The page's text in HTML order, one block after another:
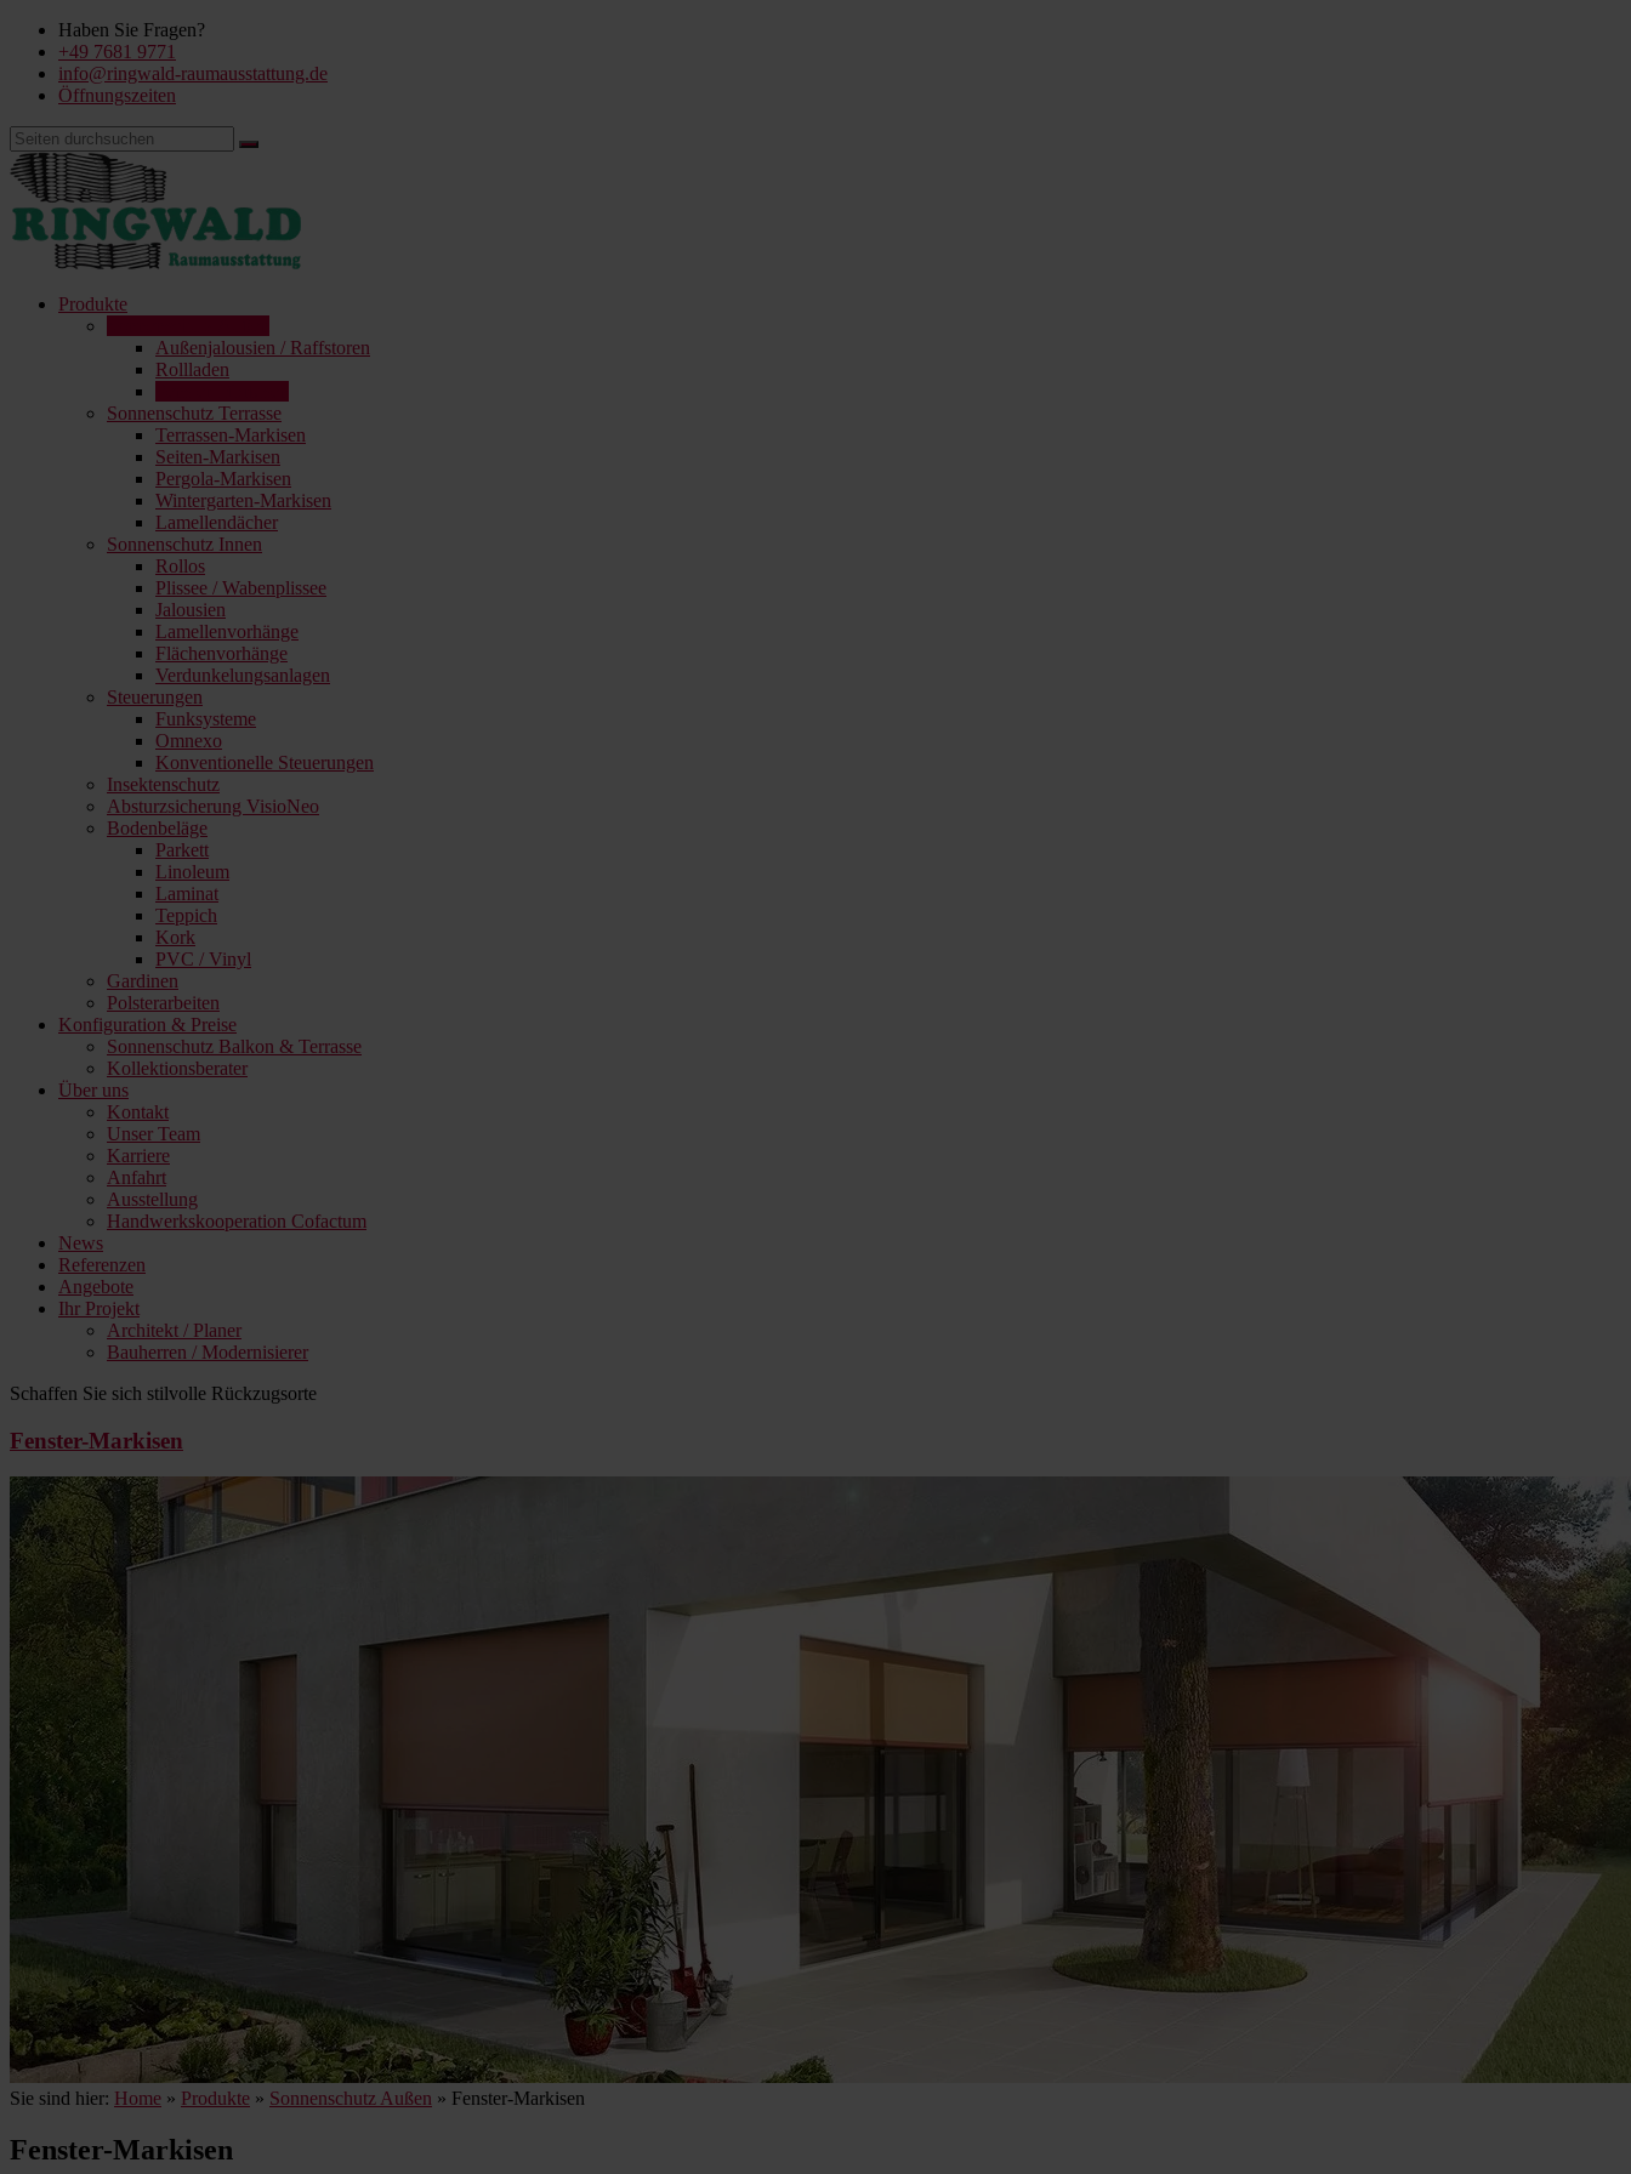
Haben Sie Fragen?
+49 7681 9771
info@ringwald-raumausstattung.de
Öffnungszeiten
Produkte
Außenjalousien / Raffstoren
Rollladen
Sonnenschutz Terrasse
Terrassen-Markisen
Seiten-Markisen
Pergola-Markisen
Wintergarten-Markisen
Lamellendächer
Sonnenschutz Innen
Rollos
Plissee / Wabenplissee
Jalousien
Lamellenvorhänge
Flächenvorhänge
Verdunkelungsanlagen
Steuerungen
Funksysteme
Omnexo
Konventionelle Steuerungen
Insektenschutz
Absturzsicherung VisioNeo
Bodenbeläge
Parkett
Linoleum
Laminat
Teppich
Kork
PVC / Vinyl
Gardinen
Polsterarbeiten
Konfiguration & Preise
Sonnenschutz Balkon & Terrasse
Kollektionsberater
Über uns
Kontakt
Unser Team
Karriere
Anfahrt
Ausstellung
Handwerkskooperation Cofactum
News
Referenzen
Angebote
Ihr Projekt
Architekt / Planer
Bauherren / Modernisierer
Schaffen Sie sich stilvolle Rückzugsorte
Fenster-Markisen
Sie sind hier: Home » Produkte » Sonnenschutz Außen » Fenster-Markisen
Fenster-Markisen